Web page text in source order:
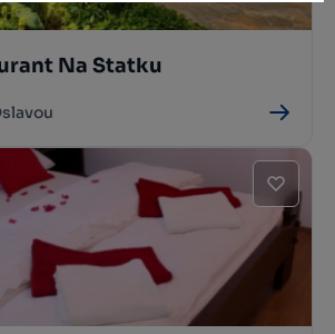
Na Statku